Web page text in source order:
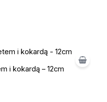
i kokardą – 12cm